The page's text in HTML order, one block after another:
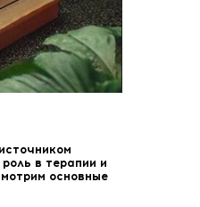
в терапии и
основные